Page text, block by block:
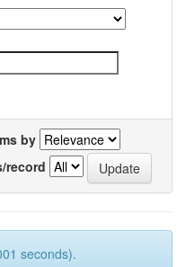
by
record
seconds).